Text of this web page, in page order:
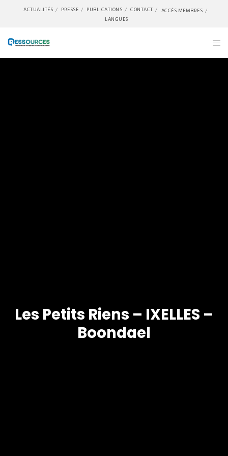
ACTUALITÉS PRESSE PUBLICATIONS CONTACT
ACCÈS MEMBRES
LANGUES
Les Petits Riens – IXELLES –
Boondael